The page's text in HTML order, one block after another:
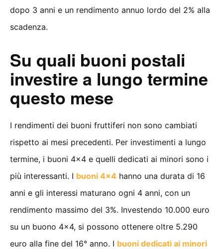
dopo 3 anni e un rendimento annuo lordo del 2% alla
scadenza.
Su quali buoni postali
investire a lungo termine
questo mese
I rendimenti dei buoni fruttiferi non sono cambiati
rispetto ai mesi precedenti. Per investimenti a lungo
termine, i buoni 4×4 e quelli dedicati ai minori sono i
più interessanti. I buoni 4×4 hanno una durata di 16
anni e gli interessi maturano ogni 4 anni, con un
rendimento massimo del 3%. Investendo 10.000 euro
su un buono 4×4, si possono ottenere oltre 5.290
euro alla fine del 16° anno. I buoni dedicati ai minori